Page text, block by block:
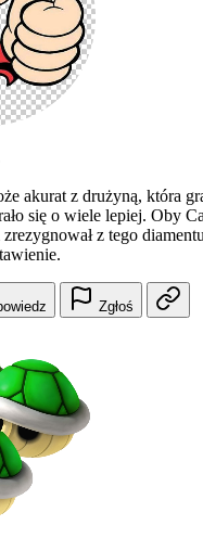
akurat z drużyną, która
się o wiele lepiej. Oby
z tego
Zgłoś